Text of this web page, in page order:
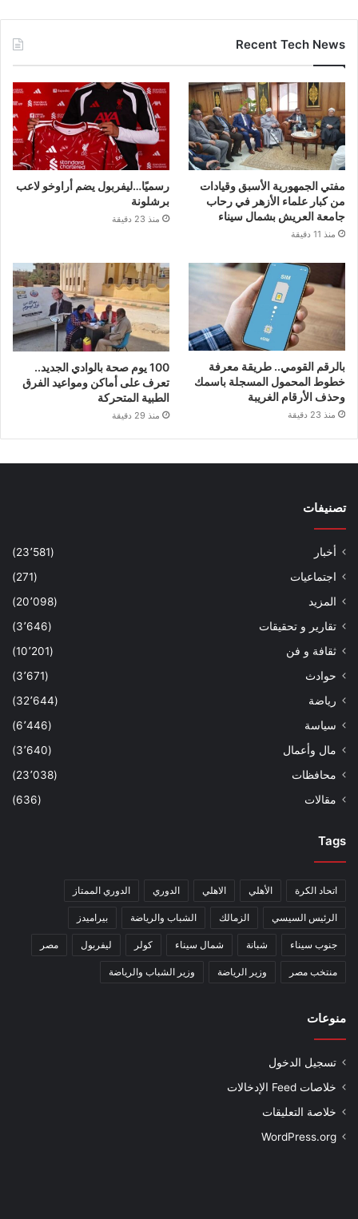
Recent Tech News
مفتي الجمهورية الأسبق وقيادات
من كبار علماء الأزهر في رحاب
جامعة العريش بشمال سيناء
منذ 11 دقيقة
رسميًا…ليفربول يضم أراوخو لاعب
برشلونة
منذ 23 دقيقة
بالرقم القومي.. طريقة معرفة
خطوط المحمول المسجلة باسمك
وحذف الأرقام الغريبة
منذ 23 دقيقة
100 يوم صحة بالوادي الجديد..
تعرف على أماكن ومواعيد الفرق
الطبية المتحركة
منذ 29 دقيقة
تصنيفات
أخبار
(23٬581)
اجتماعيات
(271)
المزيد
(20٬098)
تقارير و تحقيقات
(3٬646)
ثقافة و فن
(10٬201)
حوادث
(3٬671)
رياضة
(32٬644)
سياسة
(6٬446)
مال وأعمال
(3٬640)
محافظات
(23٬038)
مقالات
(636)
Tags
اتحاد الكرة الأهلي الاهلي الدوري الدوري الممتاز
الرئيس السيسي الزمالك الشباب والرياضة بيراميدز
جنوب سيناء شبانة شمال سيناء كولر ليفربول مصر
منتخب مصر وزير الرياضة وزير الشباب والرياضة
منوعات
تسجيل الدخول
خلاصات Feed الإدخالات
خلاصة التعليقات
WordPress.org